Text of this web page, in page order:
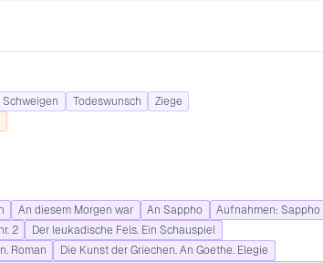
Schweigen Todeswunsch
Ziege
An diesem Morgen war An Sappho
Aufnahmen: Sappho
2
Der leukadische Fels. Ein Schauspiel
Roman
Die Kunst der Griechen. An Goethe. Elegie